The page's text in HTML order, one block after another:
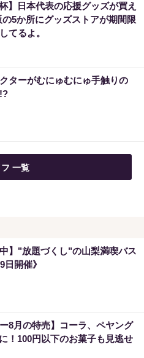
はどう？宝くじに縁がある時、
る
タルファーム ）
に、当たる人と外れる人の違
した
タルファーム ）
】日本代表の応援グッズが買え
5か所にグッズストアが期間限
てるよ。
ターがむにゅむにゅ手触りの
一覧
中】"放題づくし"の山梨満喫バス
日開催》
ー8月の特売】コーラ、ペヤング
！100円以下のお菓子も見逃せ